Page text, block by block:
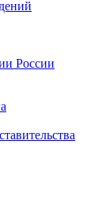
России